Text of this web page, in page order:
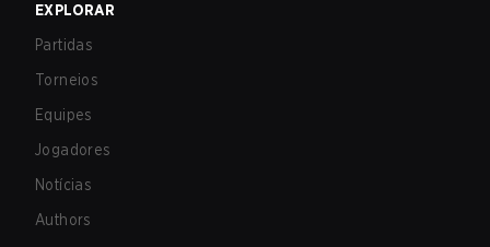
EXPLORAR
Partidas
Torneios
Equipes
Jogadores
Notícias
Authors